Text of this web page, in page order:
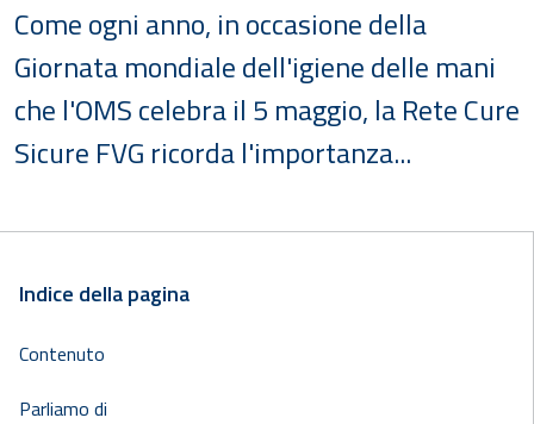
Come ogni anno, in occasione della
Giornata mondiale dell'igiene delle mani
che l'OMS celebra il 5 maggio, la Rete Cure
Sicure FVG ricorda l'importanza...
Indice della pagina
Contenuto
Parliamo di